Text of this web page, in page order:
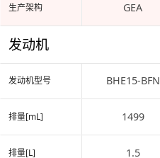
生产架构
发动机
发动机型号
排量[mL]
排量[L]
GEA
BHE15-BFN
1499
1.5